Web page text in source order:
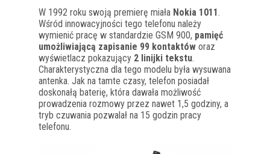
W 1992 roku swoją premierę miała Nokia 1011.
Wśród innowacyjności tego telefonu należy
wymienić pracę w standardzie GSM 900, pamięć
umożliwiającą zapisanie 99 kontaktów oraz
wyświetlacz pokazujący 2 linijki tekstu.
Charakterystyczna dla tego modelu była wysuwana
antenka. Jak na tamte czasy, telefon posiadał
doskonałą baterię, która dawała możliwość
prowadzenia rozmowy przez nawet 1,5 godziny, a
tryb czuwania pozwalał na 15 godzin pracy
telefonu.